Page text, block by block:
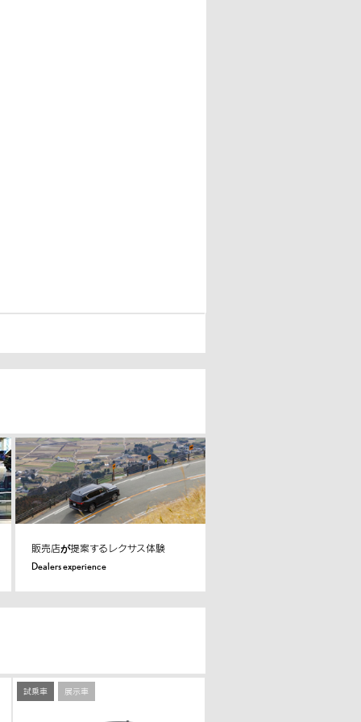
販売店が提案するレクサス体験
Dealers experience
試乗車 展示車